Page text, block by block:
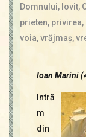
Domnului, lovit,
prieten, privirea,
voia,vrăjmaş,
Ioan Marini
Intră
m
din